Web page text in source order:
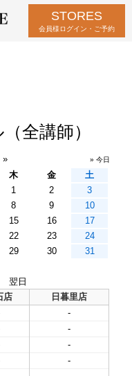
STORES
会員様ログイン・ご予約
全講師）
» » 今日
木 金
土
1
2
3
8 9
10
15 16
17
22 23
24
29 30 31
翌日
店
日暮里店
-
-
-
-